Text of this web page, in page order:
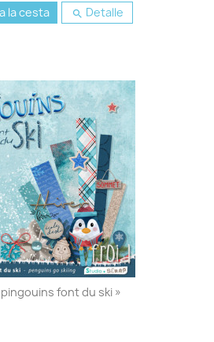
la cesta  Detalle
pingouins font du ski »